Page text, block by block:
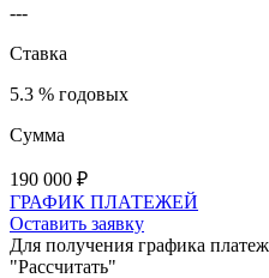
---
Ставка
5.3 % годовых
Сумма
190 000 ₽
ГРАФИК ПЛАТЕЖЕЙ
Оставить заявку
Для получения графика
"Рассчитать"